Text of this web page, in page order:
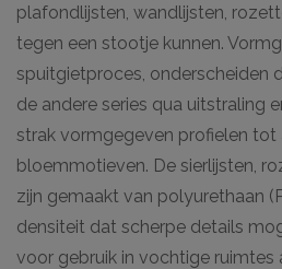
plafondlijsten, wandlijsten,
tegen een stootje kunnen.
spuitgietproces, onderscheiden
de andere series qua uitstraling
strak vormgegeven profielen tot
bloemmotieven. De sierlijsten,
zijn gemaakt van polyurethaan
densiteit dat scherpe details
voor gebruik in vochtige ruimtes